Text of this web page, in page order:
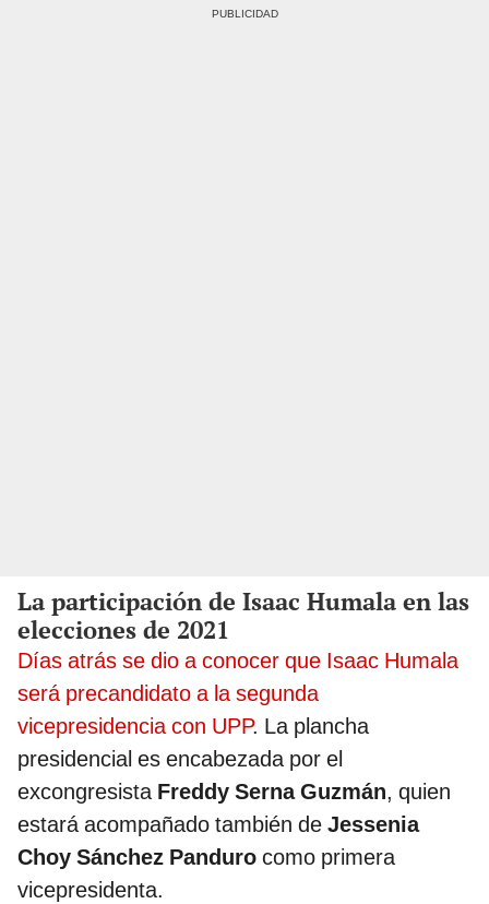
La participación de Isaac Humala en las
elecciones de 2021
Días atrás se dio a conocer que Isaac Humala
será precandidato a la segunda
vicepresidencia con UPP. La plancha
presidencial es encabezada por el
excongresista Freddy Serna Guzmán, quien
estará acompañado también de Jessenia
Choy Sánchez Panduro como primera
vicepresidenta.